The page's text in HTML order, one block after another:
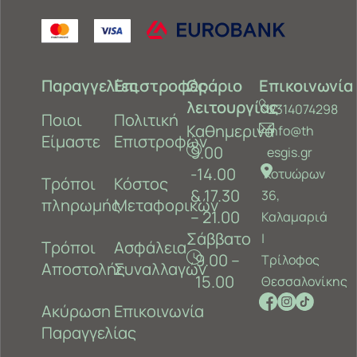
Παραγγελίες
Ποιοι
Είμαστε
Τρόποι
πληρωμής
Τρόποι
Αποστολής
Ακύρωση
Παραγγελίας
Επιστροφές
Πολιτική
Επιστροφών
Κόστος
Μεταφορικών
Ασφάλεια
Συναλλαγών
Επικοινωνία
Ωράριο
λειτουργίας
Καθημερινά
9.00
-14.00
& 17.30
– 21.00
Σάββατο
9.00 –
15.00
Επικοινωνία
2314074298
info@th
esgis.gr
Κοτυώρων
36,
Καλαμαριά
‎|
Τρίλοφος
Θεσσαλονίκης